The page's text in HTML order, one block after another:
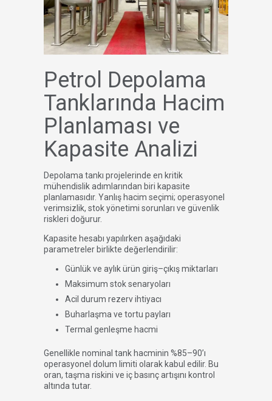
Petrol Depolama
Tanklarında Hacim
Planlaması ve
Kapasite Analizi
Depolama tankı projelerinde en kritik
mühendislik adımlarından biri kapasite
planlamasıdır. Yanlış hacim seçimi; operasyonel
verimsizlik, stok yönetimi sorunları ve güvenlik
riskleri doğurur.
Kapasite hesabı yapılırken aşağıdaki
parametreler birlikte değerlendirilir:
Günlük ve aylık ürün giriş–çıkış miktarları
Maksimum stok senaryoları
Acil durum rezerv ihtiyacı
Buharlaşma ve tortu payları
Termal genleşme hacmi
Genellikle nominal tank hacminin %85–90’ı
operasyonel dolum limiti olarak kabul edilir. Bu
oran, taşma riskini ve iç basınç artışını kontrol
altında tutar.